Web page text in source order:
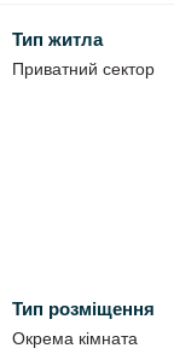
Виселення до
тенісний стіл.
Тип житла
Приватний сектор
Тип розміщення
Окрема кімната